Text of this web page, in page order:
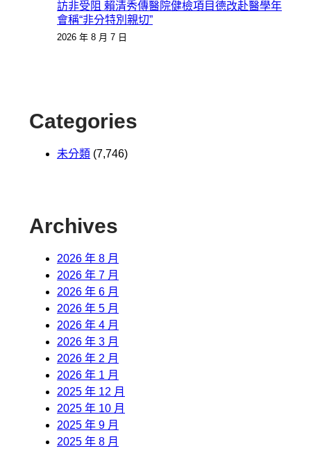
訪非受阻 賴清秀傳醫院健檢項目德改赴醫學年
會稱“非分特別親切”
2026 年 8 月 7 日
Categories
未分類 (7,746)
Archives
2026 年 8 月
2026 年 7 月
2026 年 6 月
2026 年 5 月
2026 年 4 月
2026 年 3 月
2026 年 2 月
2026 年 1 月
2025 年 12 月
2025 年 10 月
2025 年 9 月
2025 年 8 月